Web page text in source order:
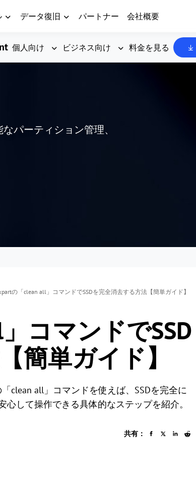
データ復旧 パートナー 会社概要
個人向け ビジネス向け 料金を見る
パーティション管理、
の「clean all」コマンドでSSDを完全消去する方法【簡単ガイド】
コマンドでSSD
簡単ガイド】
clean all」コマンドを使えば、SSDを完全に
して操作できる具体的なステップを紹介。
共有：